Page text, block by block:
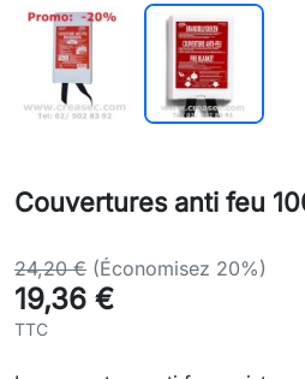
Couvertures anti feu
24,20 € (Économisez 20%)
19,36 €
TTC